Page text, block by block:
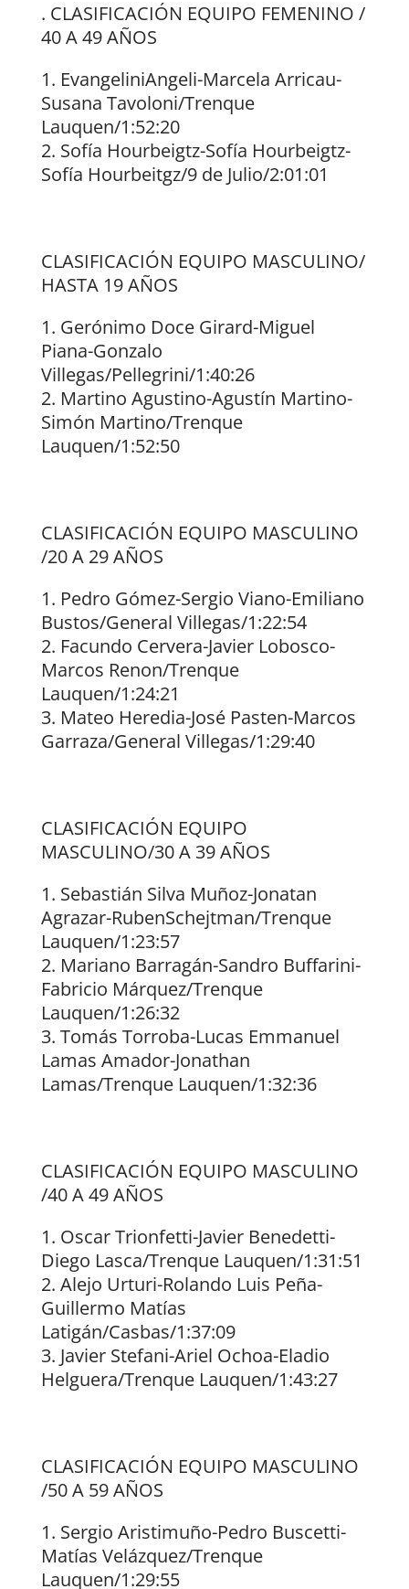
. CLASIFICACIÓN EQUIPO FEMENINO /
40 A 49 AÑOS
EvangeliniAngeli-Marcela Arricau-
Susana Tavoloni/Trenque
Lauquen/1:52:20
Sofía Hourbeigtz-Sofía Hourbeigtz-
Sofía Hourbeitgz/9 de Julio/2:01:01
CLASIFICACIÓN EQUIPO MASCULINO/
HASTA 19 AÑOS
Gerónimo Doce Girard-Miguel
Piana-Gonzalo
Villegas/Pellegrini/1:40:26
Martino Agustino-Agustín Martino-
Simón Martino/Trenque
Lauquen/1:52:50
CLASIFICACIÓN EQUIPO MASCULINO
/20 A 29 AÑOS
Pedro Gómez-Sergio Viano-Emiliano
Bustos/General Villegas/1:22:54
Facundo Cervera-Javier Lobosco-
Marcos Renon/Trenque
Lauquen/1:24:21
Mateo Heredia-José Pasten-Marcos
Garraza/General Villegas/1:29:40
CLASIFICACIÓN EQUIPO
MASCULINO/30 A 39 AÑOS
Sebastián Silva Muñoz-Jonatan
Agrazar-RubenSchejtman/Trenque
Lauquen/1:23:57
Mariano Barragán-Sandro Buffarini-
Fabricio Márquez/Trenque
Lauquen/1:26:32
Tomás Torroba-Lucas Emmanuel
Lamas Amador-Jonathan
Lamas/Trenque Lauquen/1:32:36
CLASIFICACIÓN EQUIPO MASCULINO
/40 A 49 AÑOS
Oscar Trionfetti-Javier Benedetti-
Diego Lasca/Trenque Lauquen/1:31:51
Alejo Urturi-Rolando Luis Peña-
Guillermo Matías
Latigán/Casbas/1:37:09
Javier Stefani-Ariel Ochoa-Eladio
Helguera/Trenque Lauquen/1:43:27
CLASIFICACIÓN EQUIPO MASCULINO
/50 A 59 AÑOS
Sergio Aristimuño-Pedro Buscetti-
Matías Velázquez/Trenque
Lauquen/1:29:55